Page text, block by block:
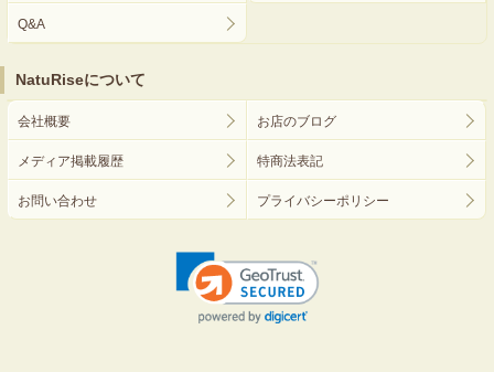
Q&A
NatuRiseについて
会社概要 お店のブログ
メディア掲載履歴 特商法表記
お問い合わせ プライバシーポリシー